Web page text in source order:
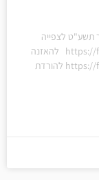
תשע"ט לצפייה
בשיעור: https://files.hakotel.org.il/shiurim/26328.mp4 להאזנה
לשיעור: https://files.hakotel.org.il/shiurim/26328.mp3 להורדת